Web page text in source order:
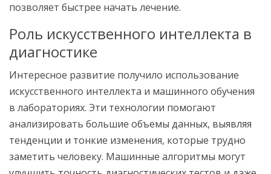
позволяет быстрее начать лечение.
Роль искусственного интеллекта в
диагностике
Интересное развитие получило использование
искусственного интеллекта и машинного обучения
в лабораториях. Эти технологии помогают
анализировать большие объемы данных, выявляя
тенденции и тонкие изменения, которые трудно
заметить человеку. Машинные алгоритмы могут